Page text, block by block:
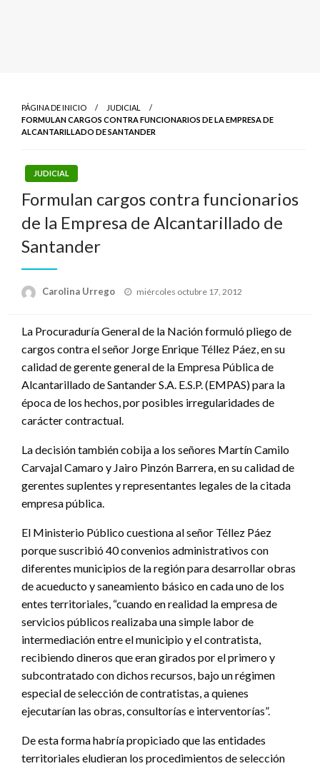
PÁGINA DE INICIO
JUDICIAL
FORMULAN CARGOS CONTRA FUNCIONARIOS DE LA EMPRESA DE
ALCANTARILLADO DE SANTANDER
JUDICIAL
Formulan cargos contra funcionarios
de la Empresa de Alcantarillado de
Santander
Carolina Urrego
Publicado
miércoles octubre 17, 2012
La Procuraduría General de la Nación formuló pliego de
cargos contra el señor Jorge Enrique Téllez Páez, en su
calidad de gerente general de la Empresa Pública de
Alcantarillado de Santander S.A. E.S.P. (EMPAS) para la
época de los hechos, por posibles irregularidades de
carácter contractual.
La decisión también cobija a los señores Martín Camilo
Carvajal Camaro y Jairo Pinzón Barrera, en su calidad de
gerentes suplentes y representantes legales de la citada
empresa pública.
El Ministerio Público cuestiona al señor Téllez Páez
porque suscribió 40 convenios administrativos con
diferentes municipios de la región para desarrollar obras
de acueducto y saneamiento básico en cada uno de los
entes territoriales, “cuando en realidad la empresa de
servicios públicos realizaba una simple labor de
intermediación entre el municipio y el contratista,
recibiendo dineros que eran girados por el primero y
subcontratado con dichos recursos, bajo un régimen
especial de selección de contratistas, a quienes
ejecutarían las obras, consultorías e interventorías”.
De esta forma habría propiciado que las entidades
territoriales eludieran los procedimientos de selección